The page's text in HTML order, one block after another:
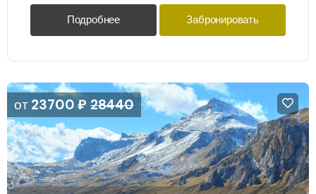
Подробнее Забронировать
от 23700₽ 28440